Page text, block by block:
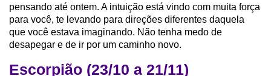
pensando até ontem. A intuição está vindo com muita força
para você, te levando para direções diferentes daquela
que você estava imaginando. Não tenha medo de
desapegar e de ir por um caminho novo.
Escorpião (23/10 a 21/11)